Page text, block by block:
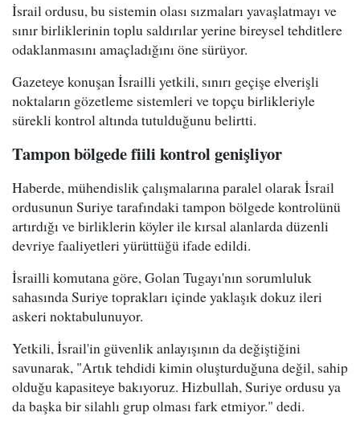
İsrail ordusu, bu sistemin olası sızmaları yavaşlatmayı ve
sınır birliklerinin toplu saldırılar yerine bireysel tehditlere
odaklanmasını amaçladığını öne sürüyor.
Gazeteye konuşan İsrailli yetkili, sınırı geçişe elverişli
noktaların gözetleme sistemleri ve topçu birlikleriyle
sürekli kontrol altında tutulduğunu belirtti.
Tampon bölgede fiili kontrol genişliyor
Haberde, mühendislik çalışmalarına paralel olarak İsrail
ordusunun Suriye tarafındaki tampon bölgede kontrolünü
artırdığı ve birliklerin köyler ile kırsal alanlarda düzenli
devriye faaliyetleri yürüttüğü ifade edildi.
İsrailli komutana göre, Golan Tugayı'nın sorumluluk
sahasında Suriye toprakları içinde yaklaşık dokuz ileri
askeri noktabulunuyor.
Yetkili, İsrail'in güvenlik anlayışının da değiştiğini
savunarak, "Artık tehdidi kimin oluşturduğuna değil, sahip
olduğu kapasiteye bakıyoruz. Hizbullah, Suriye ordusu ya
da başka bir silahlı grup olması fark etmiyor." dedi.